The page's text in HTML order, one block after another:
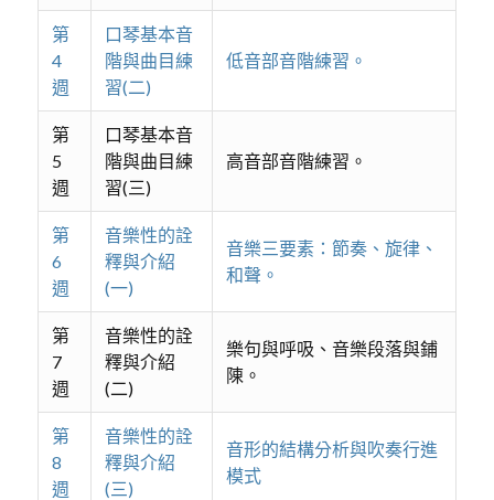
第
4
週
口琴基本音
階與曲目練
習(二)
低音部音階練習。
第
5
週
口琴基本音
階與曲目練
習(三)
高音部音階練習。
第
6
週
音樂性的詮
釋與介紹
(一)
音樂三要素：節奏、旋律、
和聲。
第
7
週
音樂性的詮
釋與介紹
(二)
樂句與呼吸、音樂段落與鋪
陳。
第
8
週
音樂性的詮
釋與介紹
(三)
音形的結構分析與吹奏行進
模式